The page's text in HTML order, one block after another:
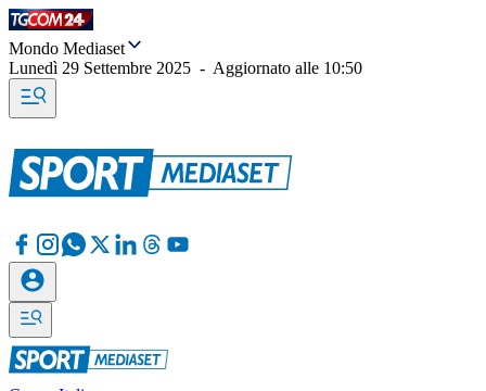
Mondo Mediaset
Lunedì 29 Settembre 2025 - Aggiornato alle 10:50